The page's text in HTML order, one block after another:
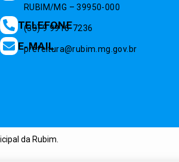
RUBIM/MG – 39950-000
TELEFONE
(33) 9 9916-7236
E-MAIL
prefeitura@rubim.mg.gov.br
da Rubim.